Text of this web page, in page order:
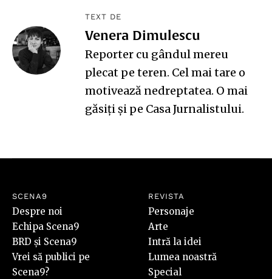
TEXT DE
Venera Dimulescu
Reporter cu gândul mereu
plecat pe teren. Cel mai tare o
motivează nedreptatea. O mai
găsiți și pe Casa Jurnalistului.
SCENA9
Despre noi
Echipa Scena9
BRD și Scena9
Vrei să publici pe
Scena9?
REVISTA
Personaje
Arte
Intră la idei
Lumea noastră
Special